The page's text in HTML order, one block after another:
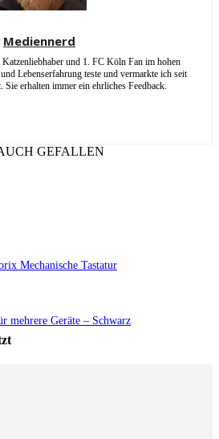
Mediennerd
und 1. FC Köln Fan im hohen
Lebenserfahrung teste und vermarkte ich seit
erhalten immer ein ehrliches Feedback.
GEFALLEN
Mechanische Tastatur
mehrere Geräte – Schwarz